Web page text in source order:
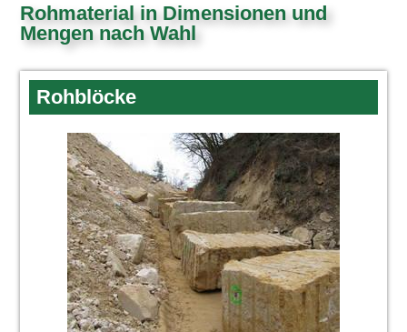
Rohmaterial in Dimensionen und
Mengen nach Wahl
Rohblöcke